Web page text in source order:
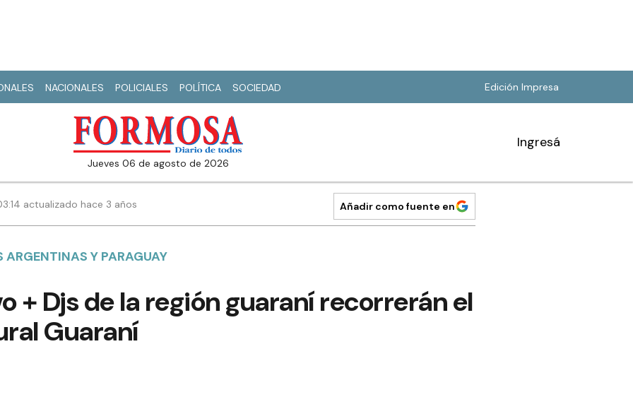
NACIONALES POLICIALES POLÍTICA SOCIEDAD Edición Impresa
jueves 06 de agosto de 2026
Ingresá
actualizado hace 3 años Añadir como fuente en
Y PARAGUAY
+ Djs de la región guaraní recorrerán el
Guaraní